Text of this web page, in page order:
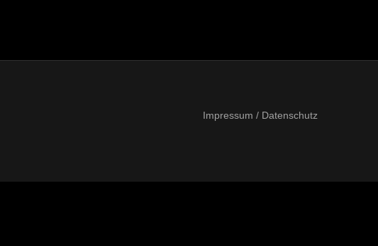
Impressum / Datenschutz